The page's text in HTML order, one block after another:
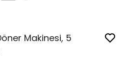
Makinesi, 5